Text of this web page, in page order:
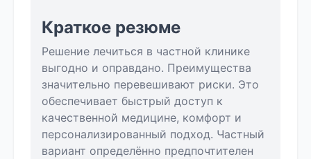
Краткое резюме
Решение лечиться в частной клинике
выгодно и оправдано. Преимущества
значительно перевешивают риски. Это
обеспечивает быстрый доступ к
качественной медицине, комфорт и
персонализированный подход. Частный
вариант определённо предпочтителен